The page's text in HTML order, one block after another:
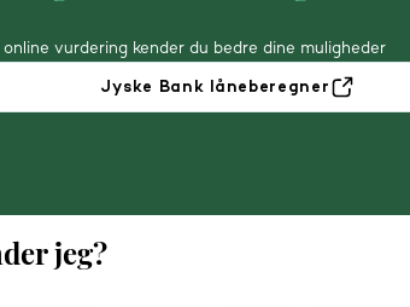
online vurdering kender du bedre dine muligheder
Jyske Bank låneberegner
jeg?